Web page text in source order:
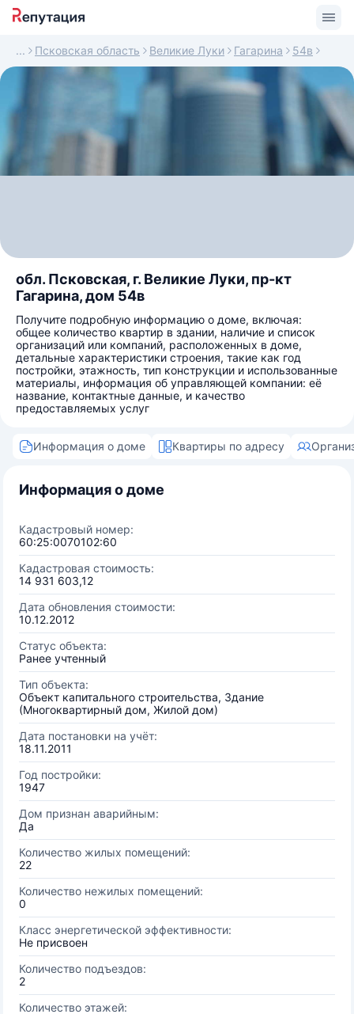
Псковская область Великие Луки Гагарина 54в
обл. Псковская, г. Великие Луки, пр-кт
Гагарина, дом 54в
Получите подробную информацию о доме, включая:
общее количество квартир в здании, наличие и список
организаций или компаний, расположенных в доме,
детальные характеристики строения, такие как год
постройки, этажность, тип конструкции и использованные
материалы, информация об управляющей компании: её
название, контактные данные, и качество
предоставляемых услуг
Информация о доме Квартиры по адресу
Информация о доме
Кадастровый номер:
60:25:0070102:60
Кадастровая стоимость:
14 931 603,12
Дата обновления стоимости:
10.12.2012
Статус объекта:
Ранее учтенный
Тип объекта:
Объект капитального строительства, Здание
(Многоквартирный дом, Жилой дом)
Дата постановки на учёт:
18.11.2011
Год постройки:
1947
Дом признан аварийным:
Да
Количество жилых помещений:
22
Количество нежилых помещений:
0
Класс энергетической эффективности:
Не присвоен
Количество подъездов:
2
Количество этажей: